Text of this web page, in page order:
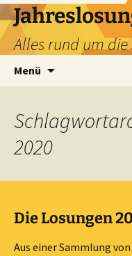
Zum
Inhalt
springen
Alles rund um
Menü
2020
Die Losungen
Aus einer Sammlung von